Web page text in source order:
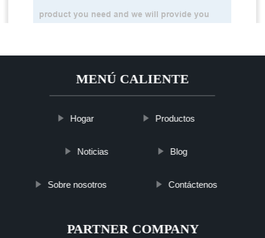
MENÚ CALIENTE
Hogar Productos
Noticias Blog
Sobre nosotros Contáctenos
PARTNER COMPANY